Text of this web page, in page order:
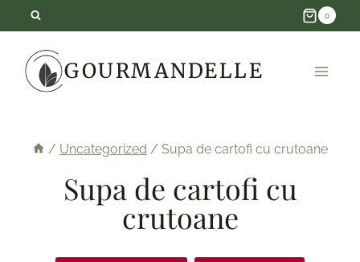
content
0
GOURMANDELLE
/ Uncategorized / Supa de cartofi cu crutoane
Supa de cartofi cu
crutoane